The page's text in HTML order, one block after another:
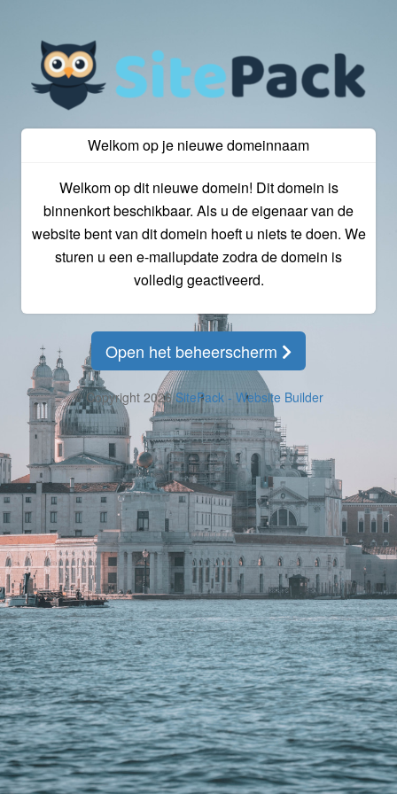
Welkom op je nieuwe domeinnaam
Welkom op dit nieuwe domein! Dit domein is
binnenkort beschikbaar. Als u de eigenaar van de
website bent van dit domein hoeft u niets te doen. We
sturen u een e-mailupdate zodra de domein is
volledig geactiveerd.
Open het beheerscherm
© Copyright 2026SitePack - Website Builder